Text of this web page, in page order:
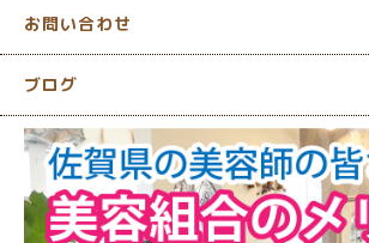
お問い合わせ
ブログ